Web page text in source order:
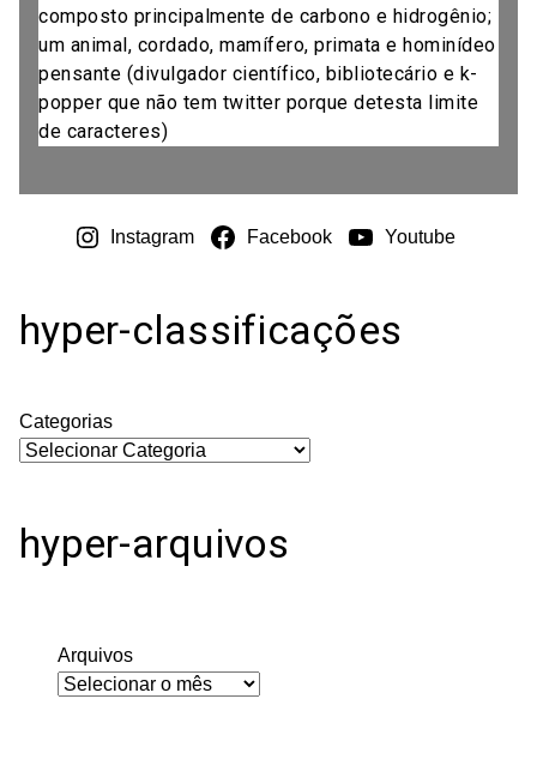
composto principalmente de carbono e hidrogênio;
um animal, cordado, mamífero, primata e hominídeo
pensante (divulgador científico, bibliotecário e k-
popper que não tem twitter porque detesta limite
de caracteres)
Instagram Facebook Youtube
hyper-classificações
Categorias
hyper-arquivos
Arquivos